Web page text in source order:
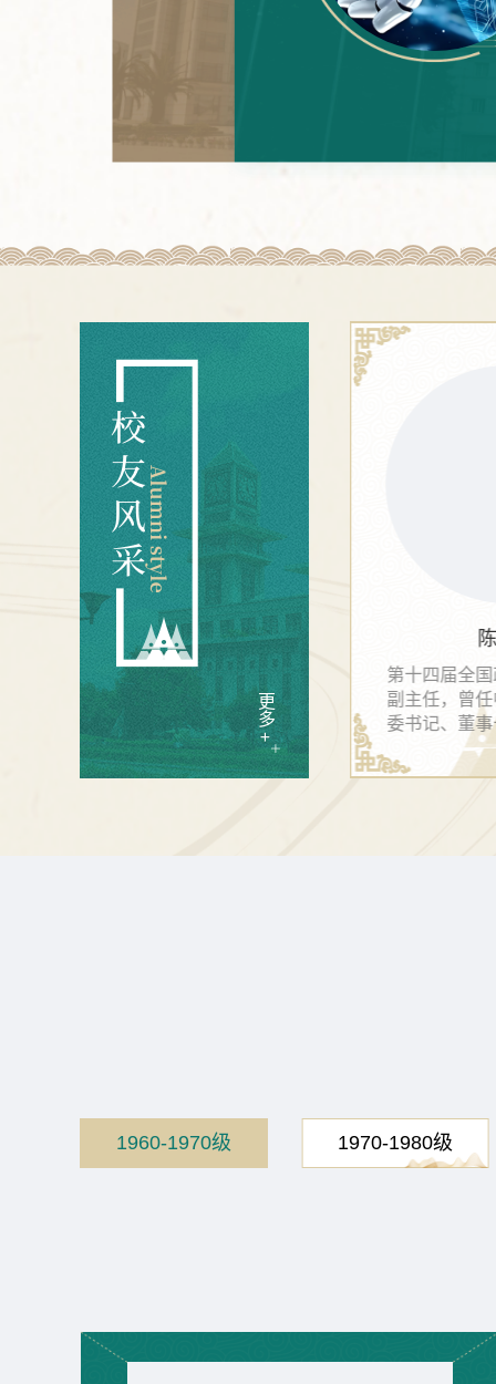
更多
+
陈四清
第十四届全国政协外事委员会
副主任，曾任中国工商银行党
委书记、董事长
第十四届全
经济委员会
人民银行货
1960-1970级 1970-1980级